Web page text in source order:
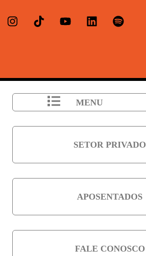
MENU
SETOR PRIVADO
APOSENTADOS
FALE CONOSCO